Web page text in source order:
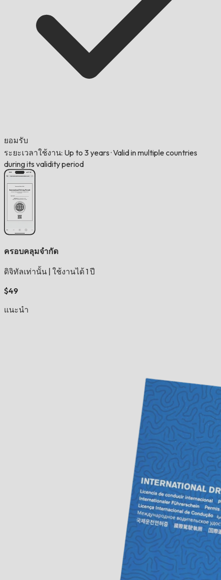
ยอมรับ
ระยะเวลาใช้งาน: Up to 3 years ·Valid in multiple countries
during its validity period
ครอบคลุมจำกัด
ดิจิทัลเท่านั้น ใช้งานได้ 1 ปี
$49
แนะนำ